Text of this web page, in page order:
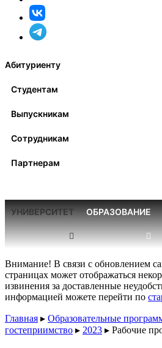
Абитуриенту
Студентам
Выпускникам
Сотрудникам
Партнерам
УНИВЕРСИТЕТ ОБРАЗОВАНИЕ
Внимание! В связи с обновлением
страницах может отображаться
извинения за доставленные
информацией можете перейти по
Главная ▸ Образовательные
гостеприимство ▸ 2023 ▸ Рабочие